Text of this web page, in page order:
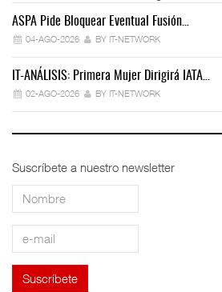
ASPA Pide Bloquear Eventual Fusión…
04-AGO-2026 BY IT-NETWORK
IT-ANÁLISIS: Primera Mujer Dirigirá IATA…
02-AGO-2026 BY IT-NETWORK
Suscríbete a nuestro newsletter